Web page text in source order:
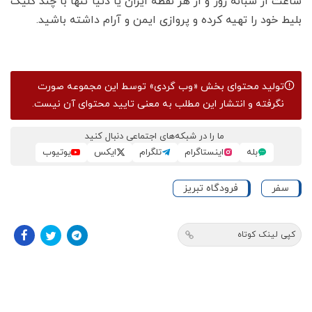
بلیط خود را تهیه کرده و پروازی ایمن و آرام داشته باشید.
تولید محتوای بخش «وب گردی» توسط این مجموعه صورت
نگرفته و انتشار این مطلب به معنی تایید محتوای آن نیست.
ما را در شبکه‌های اجتماعی دنبال کنید
بله
اینستاگرام تلگرام ایکس یوتیوب
سفر فرودگاه تبریز
کپی لینک کوتاه